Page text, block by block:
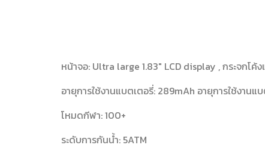
หน้าจอ: Ultra large 1.83″ LCD display , กระจกโค้ง
อายุการใช้งานแบตเตอรี่: 289mAh อายุการใช้งานแ
โหมดกีฬา: 100+
ระดับการกันน้ำ: 5ATM